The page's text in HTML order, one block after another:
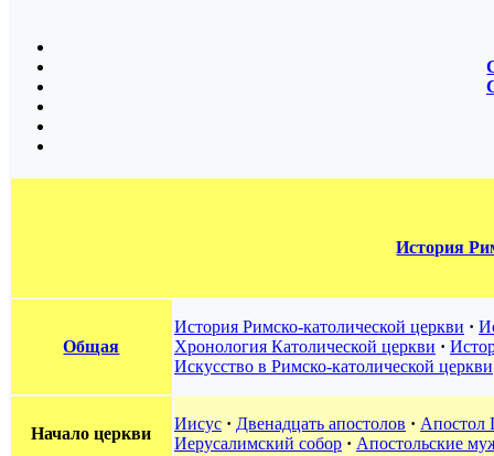
История
Общая
История Римско-католической церкви ·
Хронология Католической церкви ·
Искусство в Римско-католической церкви
Начало церкви
Иисус · Двенадцать апостолов · Апостол
Иерусалимский собор · Апостольские